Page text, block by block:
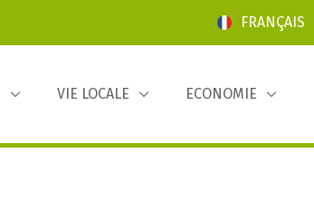
FRANÇAIS
VIE LOCALE ECONOMIE